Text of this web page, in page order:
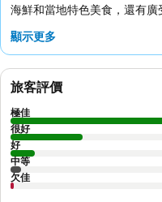
海鮮和當地特色美食，還有
顯示更多
旅客評價
極佳
很好
好
中等
欠佳